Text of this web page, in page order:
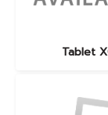
Tablet